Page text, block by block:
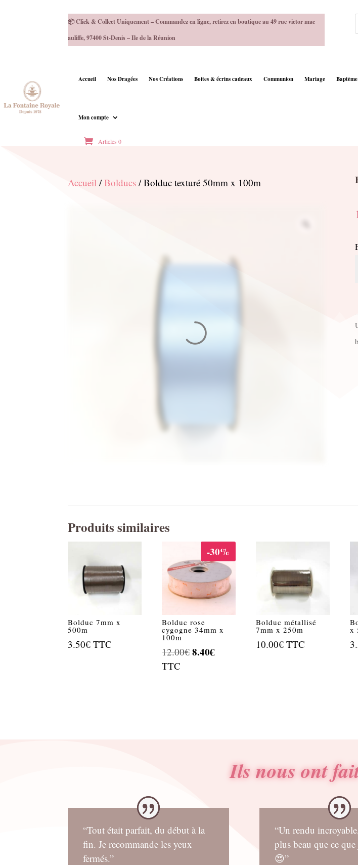
📦 Click & Collect Uniquement – Commandez en ligne, retirez en boutique au 49 rue victor mac
auliffe, 97400 St-Denis – Ile de la Réunion
Accueil Nos Dragées Nos Créations Boites & écrins cadeaux Communion Mariage Baptême
Mon compte
Articles 0
Accueil /Bolducs / Bolduc texturé 50mm x 100m
Produits similaires
Bolduc 7mm x
500m
3.50€ TTC
-30%
Bolduc rose
cygogne 34mm x
100m
12.00€Le
8.40€
TTC
Bolduc métallisé
7mm x 250m
10.00€ TTC
x
Ils nous ont
“Tout était parfait, du début à la
fin. Je recommande les yeux
fermés.”
“Un rendu
plus beau que ce
😍”